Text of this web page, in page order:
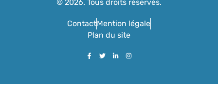
© 2026. Tous droits réservés.
ContactMention légale
Plan du site